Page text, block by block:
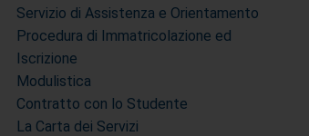
Servizio di Assistenza e Orientamento
Procedura di Immatricolazione ed
Iscrizione
Modulistica
Contratto con lo Studente
La Carta dei Servizi